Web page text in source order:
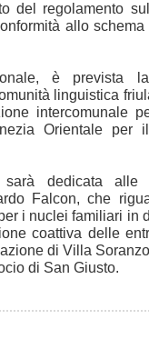
del regolamento
allo
è prevista la
linguistica
intercomunale
Orientale per
dedicata alle
Falcon, che
i nuclei familiari in
coattiva delle
di Villa
di San Giusto.